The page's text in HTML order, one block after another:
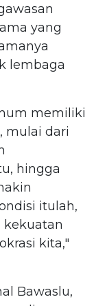
yang
lembaga
memiliki
mulai dari
hingga
itulah,
kekuatan
kita,"
Bawaslu,